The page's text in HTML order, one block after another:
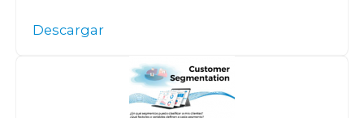
Descargar